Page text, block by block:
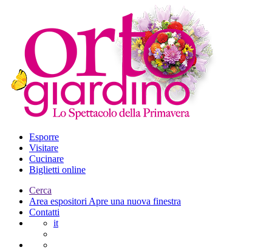
Esporre
Visitare
Cucinare
Biglietti online
Cerca
Area espositori Apre una nuova finestra
Contatti
it